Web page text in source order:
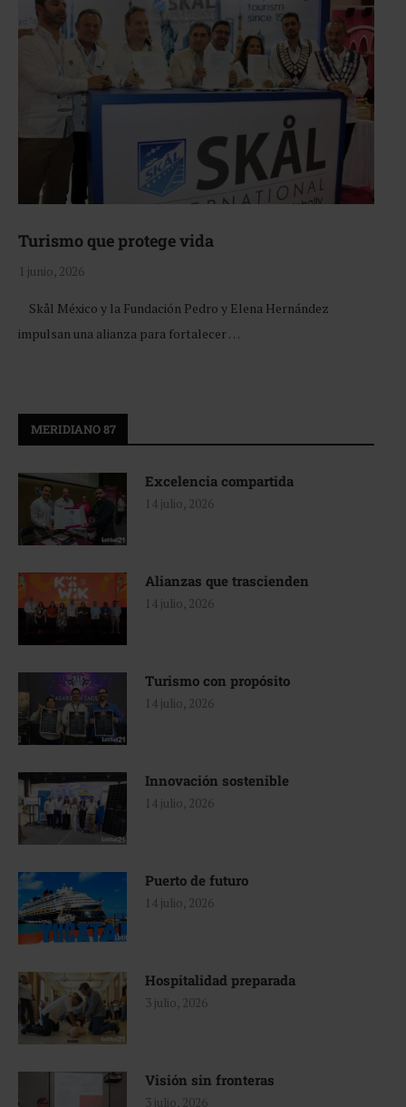
Turismo que protege vida
1 junio, 2026
Skål México y la Fundación Pedro y Elena Hernández
impulsan una alianza para fortalecer …
MERIDIANO 87
Excelencia compartida
14 julio, 2026
Alianzas que trascienden
14 julio, 2026
Turismo con propósito
14 julio, 2026
Innovación sostenible
14 julio, 2026
Puerto de futuro
14 julio, 2026
Hospitalidad preparada
3 julio, 2026
Visión sin fronteras
3 julio, 2026